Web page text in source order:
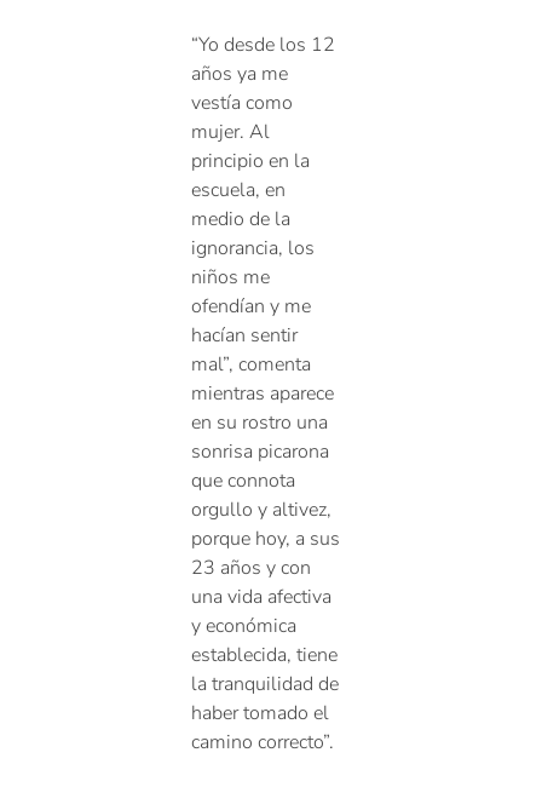
“Yo desde los 12
años ya me
vestía como
mujer. Al
principio en la
escuela, en
medio de la
ignorancia, los
niños me
ofendían y me
hacían sentir
mal”, comenta
mientras aparece
en su rostro una
sonrisa picarona
que connota
orgullo y altivez,
porque hoy, a sus
23 años y con
una vida afectiva
y económica
establecida, tiene
la tranquilidad de
haber tomado el
camino correcto”.